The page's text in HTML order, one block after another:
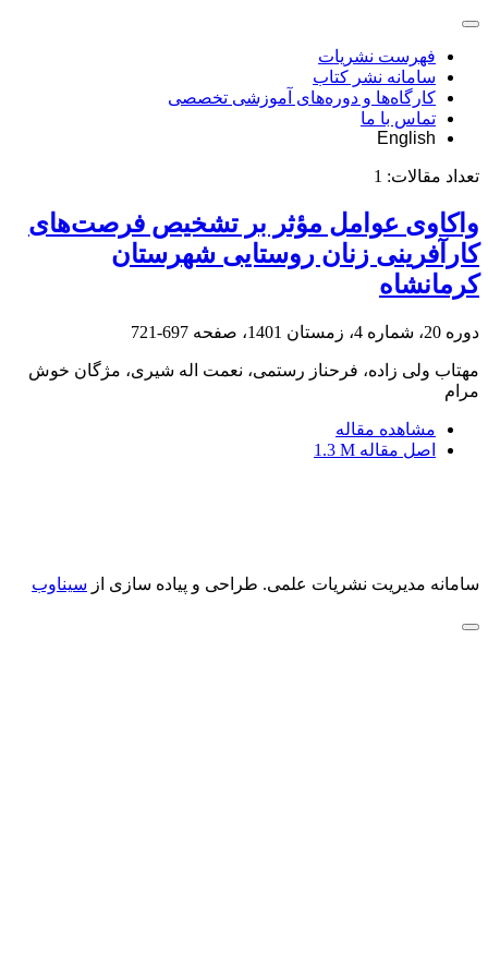
فهرست نشریات
سامانه نشر کتاب
کارگاه‌ها و دوره‌های آموزشی تخصصی
تماس با ما
English
تعداد مقالات: 1
واکاوی عوامل مؤثر بر تشخیص فرصت‌های
کارآفرینی زنان روستایی شهرستان
کرمانشاه
دوره 20، شماره 4، زمستان 1401، صفحه 697-721
مهتاب ولی زاده، فرحناز رستمی، نعمت اله شیری، مژگان خوش
مرام
مشاهده مقاله
اصل مقاله 1.3 M
سامانه مدیریت نشریات علمی. طراحی و پیاده سازی از سیناوب